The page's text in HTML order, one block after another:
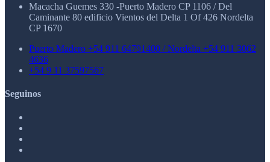
Macacha Guemes 330 -Puerto Madero CP 1106 / Del
Caminante 80 edificio Vientos del Delta 1 Of 426 Nordelta
CP 1670
Puerto Madero +54 911 64791400 / Nordelta +54 911 3062
4636
+54 9 11 37597567
Seguinos